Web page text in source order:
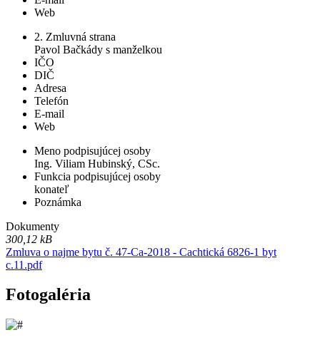
Web
2. Zmluvná strana
Pavol Bačkády s manželkou
IČO
DIČ
Adresa
Telefón
E-mail
Web
Meno podpisujúcej osoby
Ing. Viliam Hubinský, CSc.
Funkcia podpisujúcej osoby
konateľ
Poznámka
Dokumenty
300,12 kB
Zmluva o najme bytu č. 47-Ca-2018 - Cachtická 6826-1 byt
c.11.pdf
Fotogaléria